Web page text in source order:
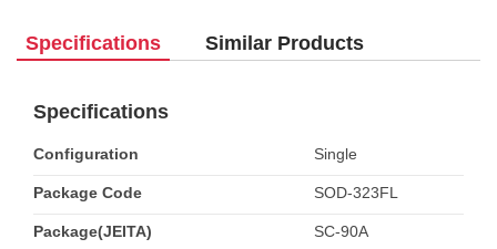
Specifications Similar Products
Specifications
Configuration Single
Package Code SOD-323FL
Package(JEITA) SC-90A